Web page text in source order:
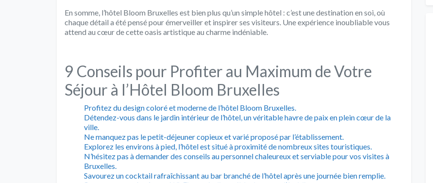
En somme, l’hôtel Bloom Bruxelles est bien plus qu’un simple hôtel : c’est une destination en soi, où
chaque détail a été pensé pour émerveiller et inspirer ses visiteurs. Une expérience inoubliable vous
attend au cœur de cette oasis artistique au charme indéniable.
9 Conseils pour Profiter au Maximum de Votre
Séjour à l’Hôtel Bloom Bruxelles
Profitez du design coloré et moderne de l’hôtel Bloom Bruxelles.
Détendez-vous dans le jardin intérieur de l’hôtel, un véritable havre de paix en plein cœur de la
ville.
Ne manquez pas le petit-déjeuner copieux et varié proposé par l’établissement.
Explorez les environs à pied, l’hôtel est situé à proximité de nombreux sites touristiques.
N’hésitez pas à demander des conseils au personnel chaleureux et serviable pour vos visites à
Bruxelles.
Savourez un cocktail rafraîchissant au bar branché de l’hôtel après une journée bien remplie.